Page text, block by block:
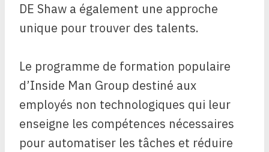
DE Shaw a également une approche
unique pour trouver des talents.
Le programme de formation populaire
d’Inside Man Group destiné aux
employés non technologiques qui leur
enseigne les compétences nécessaires
pour automatiser les tâches et réduire